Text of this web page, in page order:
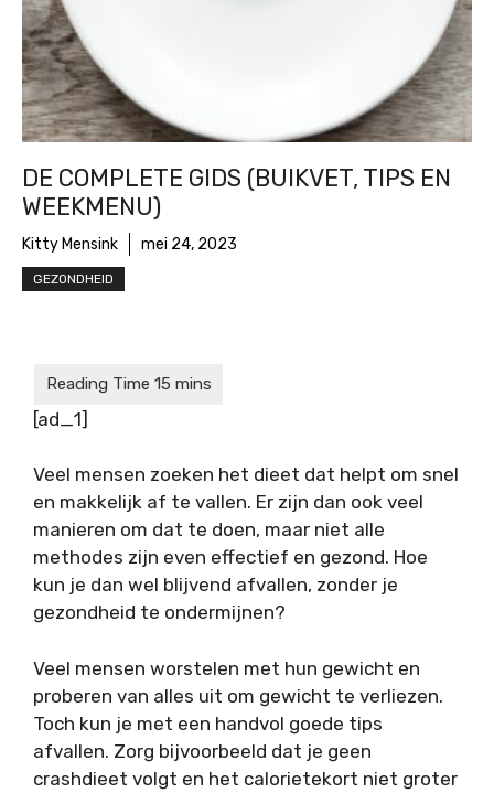
DE COMPLETE GIDS (BUIKVET, TIPS EN
WEEKMENU)
Kitty Mensink mei 24, 2023
GEZONDHEID
[ad_1]
Veel mensen zoeken het dieet dat helpt om snel
en makkelijk af te vallen. Er zijn dan ook veel
manieren om dat te doen, maar niet alle
methodes zijn even effectief en gezond. Hoe
kun je dan wel blijvend afvallen, zonder je
gezondheid te ondermijnen?
Veel mensen worstelen met hun gewicht en
proberen van alles uit om gewicht te verliezen.
Toch kun je met een handvol goede tips
afvallen. Zorg bijvoorbeeld dat je geen
crashdieet volgt en het calorietekort niet groter